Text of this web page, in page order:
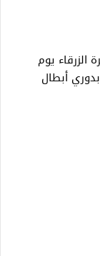
الزرقاء يوم
أبطال